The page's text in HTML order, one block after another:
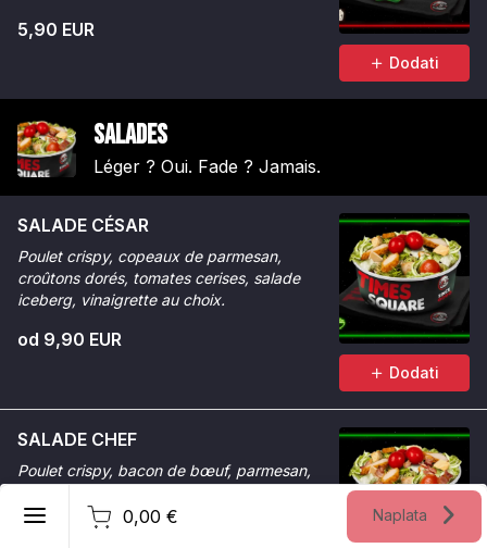
5,90 EUR
Dodati
Salades
Léger ? Oui. Fade ? Jamais.
SALADE CÉSAR
Poulet crispy, copeaux de parmesan,
croûtons dorés, tomates cerises, salade
iceberg, vinaigrette au choix.
od 9,90 EUR
Dodati
SALADE CHEF
Poulet crispy, bacon de bœuf, parmesan,
oignons frits, salade iceberg.
0,00 € Naplata